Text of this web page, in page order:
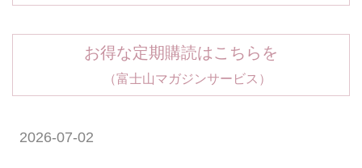
お得な定期購読はこちらを
（富士山マガジンサービス）
2026-07-02